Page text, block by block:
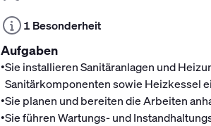
1 Besonderheit
Aufgaben
•Sie installieren Sanitäranlagen und
Sanitärkomponenten sowie Heizkessel
•Sie planen und bereiten die Arbeiten
•Sie führen Wartungs- und